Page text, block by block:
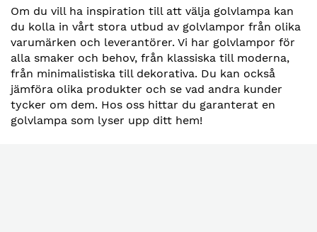
Om du vill ha inspiration till att välja golvlampa kan
du kolla in vårt stora utbud av golvlampor från olika
varumärken och leverantörer. Vi har golvlampor för
alla smaker och behov, från klassiska till moderna,
från minimalistiska till dekorativa. Du kan också
jämföra olika produkter och se vad andra kunder
tycker om dem. Hos oss hittar du garanterat en
golvlampa som lyser upp ditt hem!